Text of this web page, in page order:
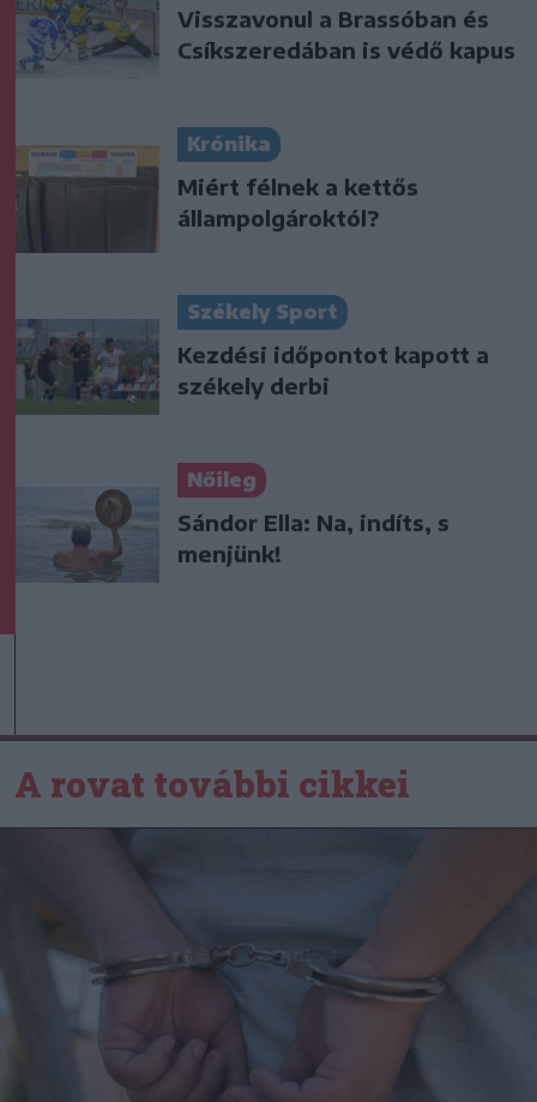
Visszavonul a Brassóban és
Csíkszeredában is védő kapus
Krónika
Miért félnek a kettős
állampolgároktól?
Székely Sport
Kezdési időpontot kapott a
székely derbi
Nőileg
Sándor Ella: Na, indíts, s
menjünk!
A rovat további cikkei